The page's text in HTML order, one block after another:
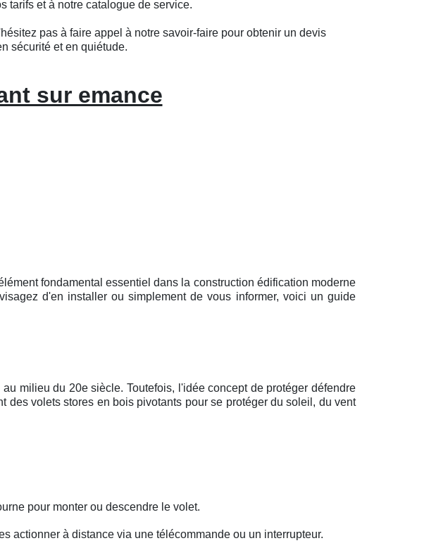
tarifs et à notre catalogue de service.
pas à faire appel à notre savoir-faire pour obtenir un devis
sécurité et en quiétude.
sur emance
fondamental essentiel dans la construction édification moderne
d'en installer ou simplement de vous informer, voici un guide
milieu du 20e siècle. Toutefois, l'idée concept de protéger défendre
des volets stores en bois pivotants pour se protéger du soleil, du vent
pour monter ou descendre le volet.
actionner à distance via une télécommande ou un interrupteur.